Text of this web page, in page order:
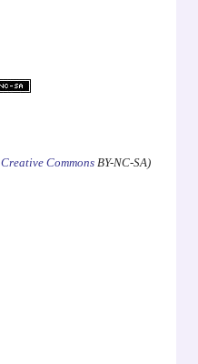
Creative CommonsBY-NC-SA)